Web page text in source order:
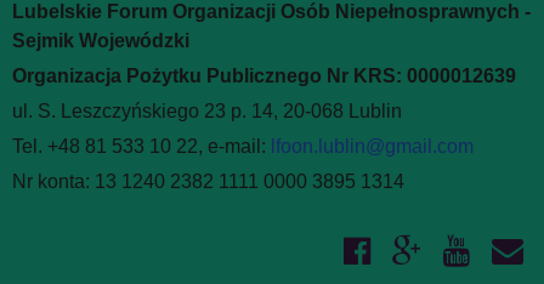
Lubelskie Forum Organizacji Osób Niepełnosprawnych -
Sejmik Wojewódzki
Organizacja Pożytku Publicznego Nr KRS: 0000012639
ul. S. Leszczyńskiego 23 p. 14, 20-068 Lublin
Tel. +48 81 533 10 22, e-mail: lfoon.lublin@gmail.com
Nr konta: 13 1240 2382 1111 0000 3895 1314